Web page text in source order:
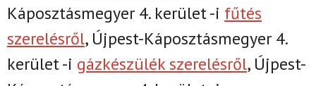
Káposztásmegyer 4. kerület -i fűtés
szerelésről, Újpest-Káposztásmegyer 4.
kerület -i gázkészülék szerelésről, Újpest-